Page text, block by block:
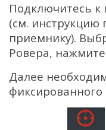
Подключитесь
(см.
приемнику).
Ровера, нажмите
Далее